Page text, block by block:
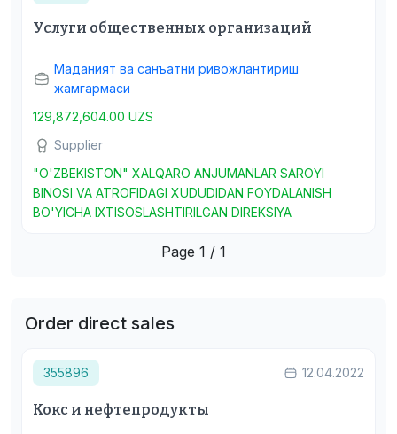
Услуги общественных организаций
Маданият ва санъатни ривожлантириш
жамгармаси
129,872,604.00 UZS
Supplier
"O'ZBEKISTON" XALQARO ANJUMANLAR SAROYI
BINOSI VA ATROFIDAGI XUDUDIDAN FOYDALANISH
BO'YICHA IXTISOSLASHTIRILGAN DIREKSIYA
Page 1 / 1
Order direct sales
355896 12.04.2022
Кокс и нефтепродукты